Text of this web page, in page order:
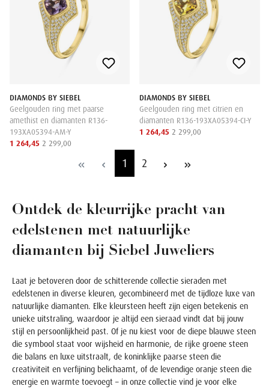
DIAMONDS BY SIEBEL
Geelgouden ring met paarse
amethist en diamanten R136-
193XA05394-AM-Y
1 264,45 2 299,00
DIAMONDS BY SIEBEL
Geelgouden ring met citrien en
diamanten R136-193XA05394-CI-Y
1 264,45 2 299,00
1 2
Ontdek de kleurrijke pracht van
edelstenen met natuurlijke
diamanten bij Siebel Juweliers
Laat je betoveren door de schitterende collectie sieraden met
edelstenen in diverse kleuren, gecombineerd met de tijdloze luxe van
natuurlijke diamanten. Elke kleursteen heeft zijn eigen betekenis en
unieke uitstraling, waardoor je altijd een sieraad vindt dat bij jouw
stijl en persoonlijkheid past. Of je nu kiest voor de diepe blauwe steen
die symbool staat voor wijsheid en harmonie, de rijke groene steen
die balans en luxe uitstraalt, de koninklijke paarse steen die
creativiteit en verfijning belichaamt, of de levendige oranje steen die
energie en warmte toevoegt – in onze collectie vind je voor elke